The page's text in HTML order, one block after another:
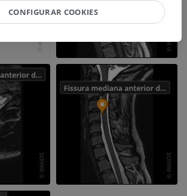
CONFIGURAR COOKIES